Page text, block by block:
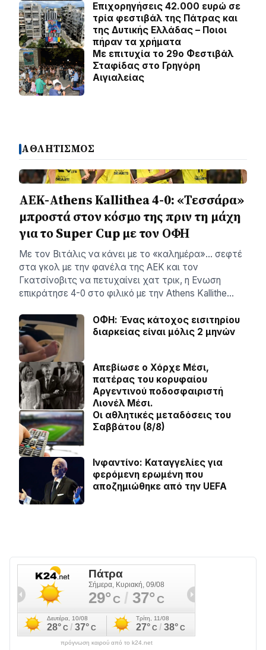
Επιχορηγήσεις 42.000 ευρώ σε
τρία φεστιβάλ της Πάτρας και
της Δυτικής Ελλάδας – Ποιοι
πήραν τα χρήματα
Με επιτυχία το 29ο Φεστιβάλ
Σταφίδας στο Γρηγόρη
Aιγιαλείας
ΑΘΛΗΤΙΣΜΟΣ
ΑΕΚ-Athens Kallithea 4-0: «Τεσσάρα»
μπροστά στον κόσμο της πριν τη μάχη
για το Super Cup με τον ΟΦΗ
Με τον Βιτάλις να κάνει με το «καλημέρα»… σεφτέ
στα γκολ με την φανέλα της ΑΕΚ και τον
Γκατσίνοβιτς να πετυχαίνει χατ τρικ, η Ενωση
επικράτησε 4-0 στο φιλικό με την Athens Kallithe…
ΟΦΗ: Ένας κάτοχος εισιτηρίου
διαρκείας είναι μόλις 2 μηνών
Απεβίωσε ο Χόρχε Μέσι,
πατέρας του κορυφαίου
Αργεντινού ποδοσφαιριστή
Λιονέλ Μέσι.
Οι αθλητικές μεταδόσεις του
Σαββάτου (8/8)
Ινφαντίνο: Καταγγελίες για
φερόμενη ερωμένη που
αποζημιώθηκε από την UEFA
πρόγνωση καιρού από το k24.net